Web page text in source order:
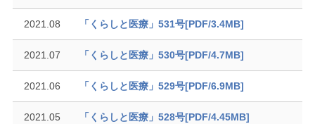
2021.08 「くらしと医療」531号[PDF/3.4MB]
2021.07 「くらしと医療」530号[PDF/4.7MB]
2021.06 「くらしと医療」529号[PDF/6.9MB]
2021.05 「くらしと医療」528号[PDF/4.45MB]